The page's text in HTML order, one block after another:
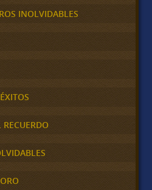
INOLVIDABLES